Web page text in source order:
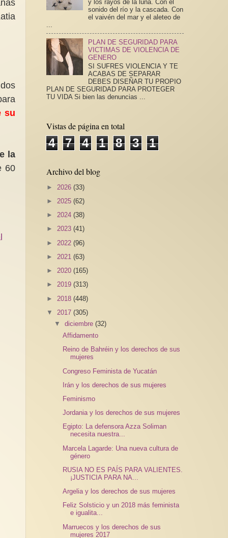
su
la
60
y los rayos de la luna. Con el
sonido del río y la cascada. Con
el vaivén del mar y el aleteo de
PLAN DE SEGURIDAD PARA
VICTIMAS DE VIOLENCIA DE
GENERO
SI SUFRES VIOLENCIA Y TE
ACABAS DE SEPARAR
DEBES DISEÑAR TU PROPIO
PLAN DE SEGURIDAD PARA PROTEGER
TU VIDA Si bien las denuncias ...
Vistas de página en total
4 7 4 1 8 3 1
Archivo del blog
► 2026 (33)
► 2025 (62)
► 2024 (38)
► 2023 (41)
► 2022 (96)
► 2021 (63)
► 2020 (165)
► 2019 (313)
► 2018 (448)
▼ 2017 (305)
▼diciembre(32)
Affidamento
Reino de Bahréin y los derechos de sus
mujeres
Congreso Feminista de Yucatán
Irán y los derechos de sus mujeres
Feminismo
Jordania y los derechos de sus mujeres
Egipto: La defensora Azza Soliman
necesita nuestra...
Marcela Lagarde: Una nueva cultura de
género
RUSIA NO ES PAÍS PARA VALIENTES.
¡JUSTICIA PARA NA...
Argelia y los derechos de sus mujeres
Feliz Solsticio y un 2018 más feminista
e igualita...
Marruecos y los derechos de sus
mujeres 2017